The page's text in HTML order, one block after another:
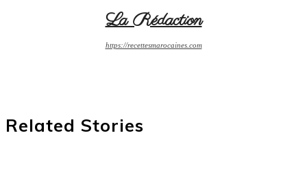
La Rédaction
https://recettesmarocaines.com
Related Stories